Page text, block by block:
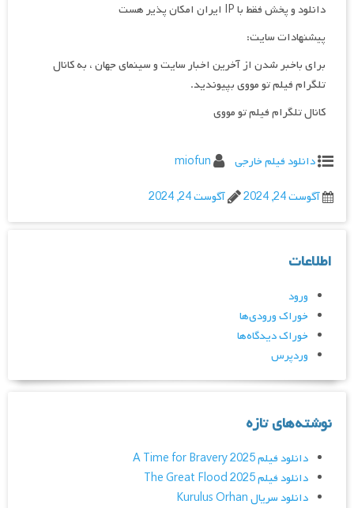
دانلود و پخش فقط با IP ایران امکان پذیر هست
پیشنهادات سایت:
برای باخبر شدن از آخرین اخبار سایت و سینمای جهان ، به کانال
تلگرام فیلم تو مووی بپیوندید.
کانال تلگرام فیلم تو مووی
دانلود فیلم خارجی
miofun
آگوست 24, 2024
آگوست 24, 2024
اطلاعات
ورود
خوراک ورودی‌ها
خوراک دیدگاه‌ها
وردپرس
نوشته‌های تازه
دانلود فیلم A Time for Bravery 2025
دانلود فیلم The Great Flood 2025
دانلود سریال Kurulus Orhan